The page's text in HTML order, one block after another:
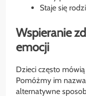
Staje się
Wspieranie
emocji
Dzieci często
Pomóżmy im
alternatywne